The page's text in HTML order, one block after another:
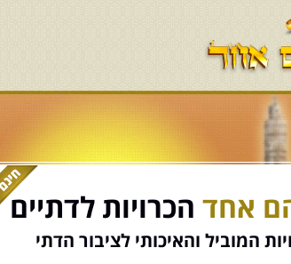
אחד הכרויות לדתיים
המוביל והאיכותי לציבור הדתי